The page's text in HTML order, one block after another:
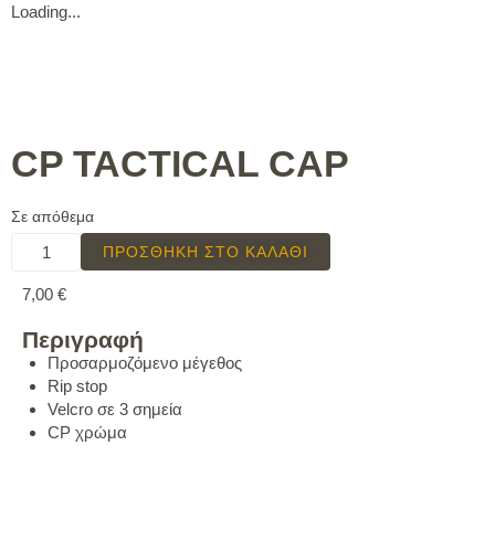
Loading...
CP TACTICAL CAP
Σε απόθεμα
ΠΡΟΣΘΉΚΗ ΣΤΟ ΚΑΛΆΘΙ
7,00 €
Περιγραφή
Προσαρμοζόμενο μέγεθος
Rip stop
Velcro σε 3 σημεία
CP χρώμα